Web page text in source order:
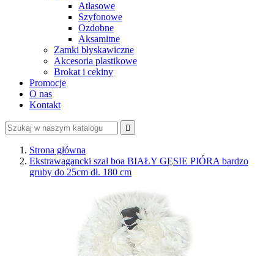
Atłasowe
Szyfonowe
Ozdobne
Aksamitne
Zamki błyskawiczne
Akcesoria plastikowe
Brokat i cekiny
Promocje
O nas
Kontakt

Strona główna
Ekstrawagancki szal boa BIAŁY GĘSIE PIÓRA bardzo
gruby do 25cm dł. 180 cm